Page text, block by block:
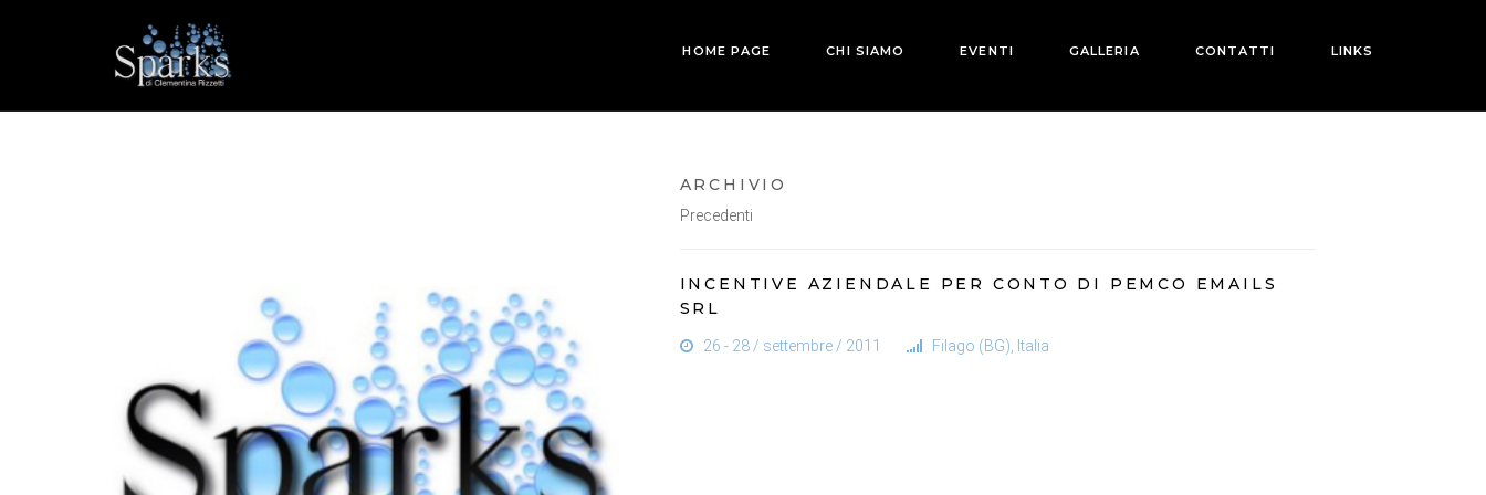
HOME PAGE CHI SIAMO EVENTI GALLERIA CONTATTI LINKS
ARCHIVIO
Precedenti
INCENTIVE AZIENDALE PER CONTO DI PEMCO EMAILS
SRL
26 - 28 / settembre / 2011 Filago (BG), Italia